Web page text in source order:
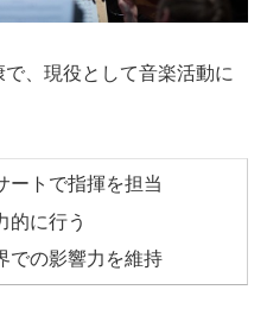
、現役として音楽活動に
ートで指揮を担当
的に行う
での影響力を維持